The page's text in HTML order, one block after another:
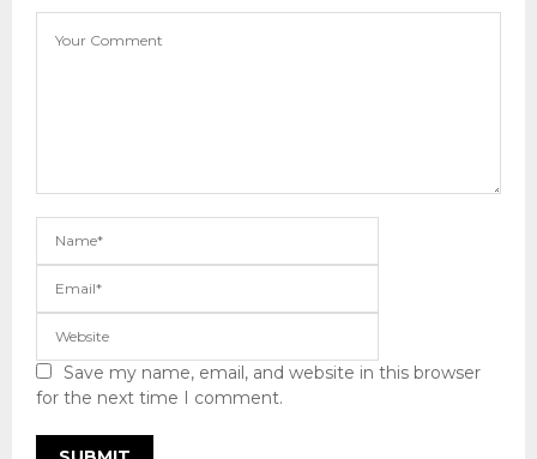
Save my name, email, and website in this browser
for the next time I comment.